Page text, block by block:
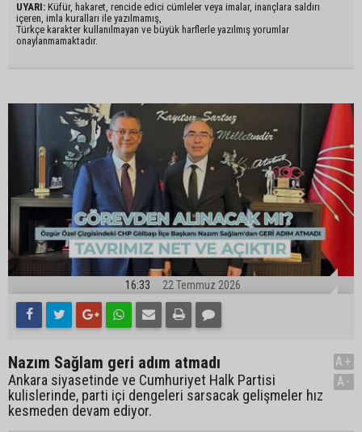
UYARI: Küfür, hakaret, rencide edici cümleler veya imalar, inançlara saldırı
içeren, imla kuralları ile yazılmamış,
Türkçe karakter kullanılmayan ve büyük harflerle yazılmış yorumlar
onaylanmamaktadır.
16:33 22 Temmuz 2026
Nazım Sağlam geri adım atmadı
Ankara siyasetinde ve Cumhuriyet Halk Partisi
kulislerinde, parti içi dengeleri sarsacak gelişmeler hız
kesmeden devam ediyor.
A+
A-